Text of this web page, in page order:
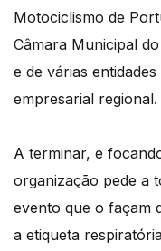
Motociclismo de
Câmara Municipal
e de várias
empresarial regional.
A terminar, e
organização pede a
evento que o façam
a etiqueta